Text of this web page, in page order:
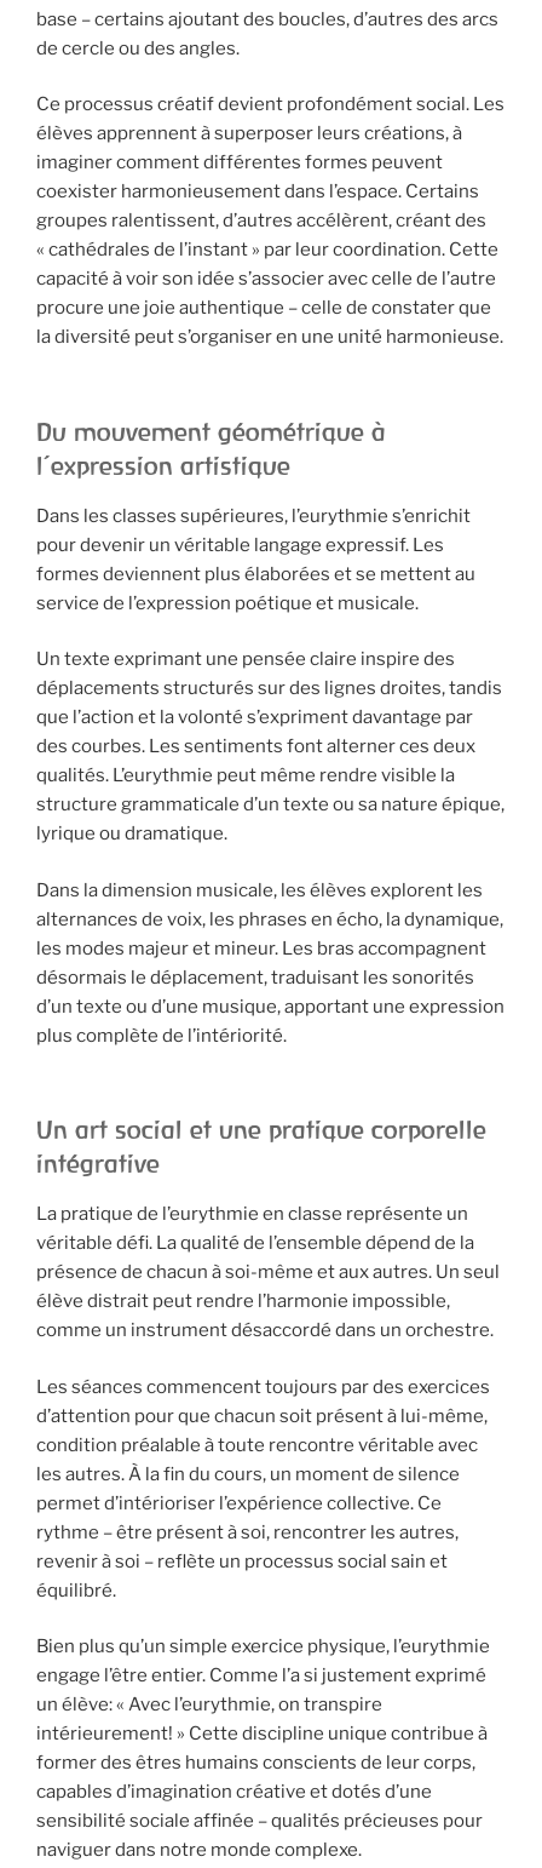
base – certains ajoutant des boucles, d’autres des arcs
de cercle ou des angles.
Ce processus créatif devient profondément social. Les
élèves apprennent à superposer leurs créations, à
imaginer comment différentes formes peuvent
coexister harmonieusement dans l’espace. Certains
groupes ralentissent, d’autres accélèrent, créant des
« cathédrales de l’instant » par leur coordination. Cette
capacité à voir son idée s’associer avec celle de l’autre
procure une joie authentique – celle de constater que
la diversité peut s’organiser en une unité harmonieuse.
Du mouvement géométrique à
l’expression artistique
Dans les classes supérieures, l’eurythmie s’enrichit
pour devenir un véritable langage expressif. Les
formes deviennent plus élaborées et se mettent au
service de l’expression poétique et musicale.
Un texte exprimant une pensée claire inspire des
déplacements structurés sur des lignes droites, tandis
que l’action et la volonté s’expriment davantage par
des courbes. Les sentiments font alterner ces deux
qualités. L’eurythmie peut même rendre visible la
structure grammaticale d’un texte ou sa nature épique,
lyrique ou dramatique.
Dans la dimension musicale, les élèves explorent les
alternances de voix, les phrases en écho, la dynamique,
les modes majeur et mineur. Les bras accompagnent
désormais le déplacement, traduisant les sonorités
d’un texte ou d’une musique, apportant une expression
plus complète de l’intériorité.
Un art social et une pratique corporelle
intégrative
La pratique de l’eurythmie en classe représente un
véritable défi. La qualité de l’ensemble dépend de la
présence de chacun à soi-même et aux autres. Un seul
élève distrait peut rendre l’harmonie impossible,
comme un instrument désaccordé dans un orchestre.
Les séances commencent toujours par des exercices
d’attention pour que chacun soit présent à lui-même,
condition préalable à toute rencontre véritable avec
les autres. À la fin du cours, un moment de silence
permet d’intérioriser l’expérience collective. Ce
rythme – être présent à soi, rencontrer les autres,
revenir à soi – reflète un processus social sain et
équilibré.
Bien plus qu’un simple exercice physique, l’eurythmie
engage l’être entier. Comme l’a si justement exprimé
un élève: « Avec l’eurythmie, on transpire
intérieurement! » Cette discipline unique contribue à
former des êtres humains conscients de leur corps,
capables d’imagination créative et dotés d’une
sensibilité sociale affinée – qualités précieuses pour
naviguer dans notre monde complexe.